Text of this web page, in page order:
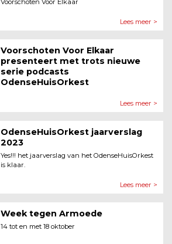
Lees meer >
Voorschoten Voor Elkaar
presenteert met trots nieuwe
serie podcasts
OdenseHuisOrkest
Lees meer >
OdenseHuisOrkest jaarverslag
2023
Yes!!! het jaarverslag van het OdenseHuisOrkest
is klaar.
Lees meer >
Week tegen Armoede
14 tot en met 18 oktober